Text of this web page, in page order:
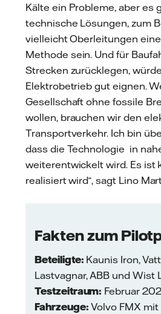
Kälte ein Probleme, aber es
technische Lösungen, zum
vielleicht Oberleitungen
Methode sein. Und für
Strecken zurücklegen,
Elektrobetrieb gut eignen.
Gesellschaft ohne fossile
wollen, brauchen wir den
Transportverkehr. Ich bin
dass die Technologie in
weiterentwickelt wird. Es ist
realisiert wird“, sagt Lino
Fakten zum
Beteiligte: Kaunis Iron,
Lastvagnar, ABB und Wist
Testzeitraum: Februar
Fahrzeuge: Volvo FMX